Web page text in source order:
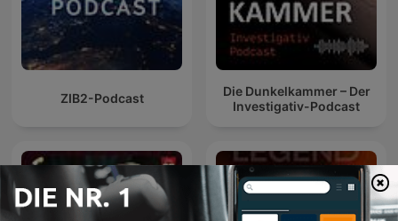
ZIB2-Podcast
Die Dunkelkammer – Der
Investigativ-Podcast